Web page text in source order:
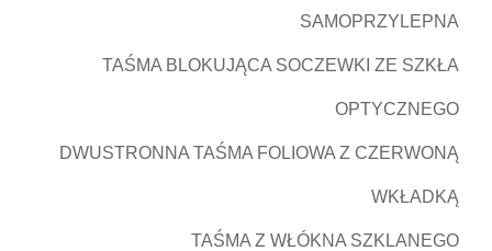
SAMOPRZYLEPNA
TAŚMA BLOKUJĄCA SOCZEWKI ZE SZKŁA
OPTYCZNEGO
DWUSTRONNA TAŚMA FOLIOWA Z CZERWONĄ
WKŁADKĄ
TAŚMA Z WŁÓKNA SZKLANEGO